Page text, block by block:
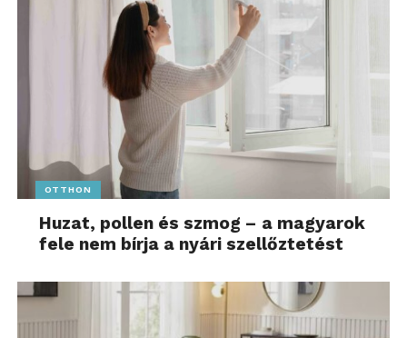
OTTHON
Huzat, pollen és szmog – a magyarok
fele nem bírja a nyári szellőztetést